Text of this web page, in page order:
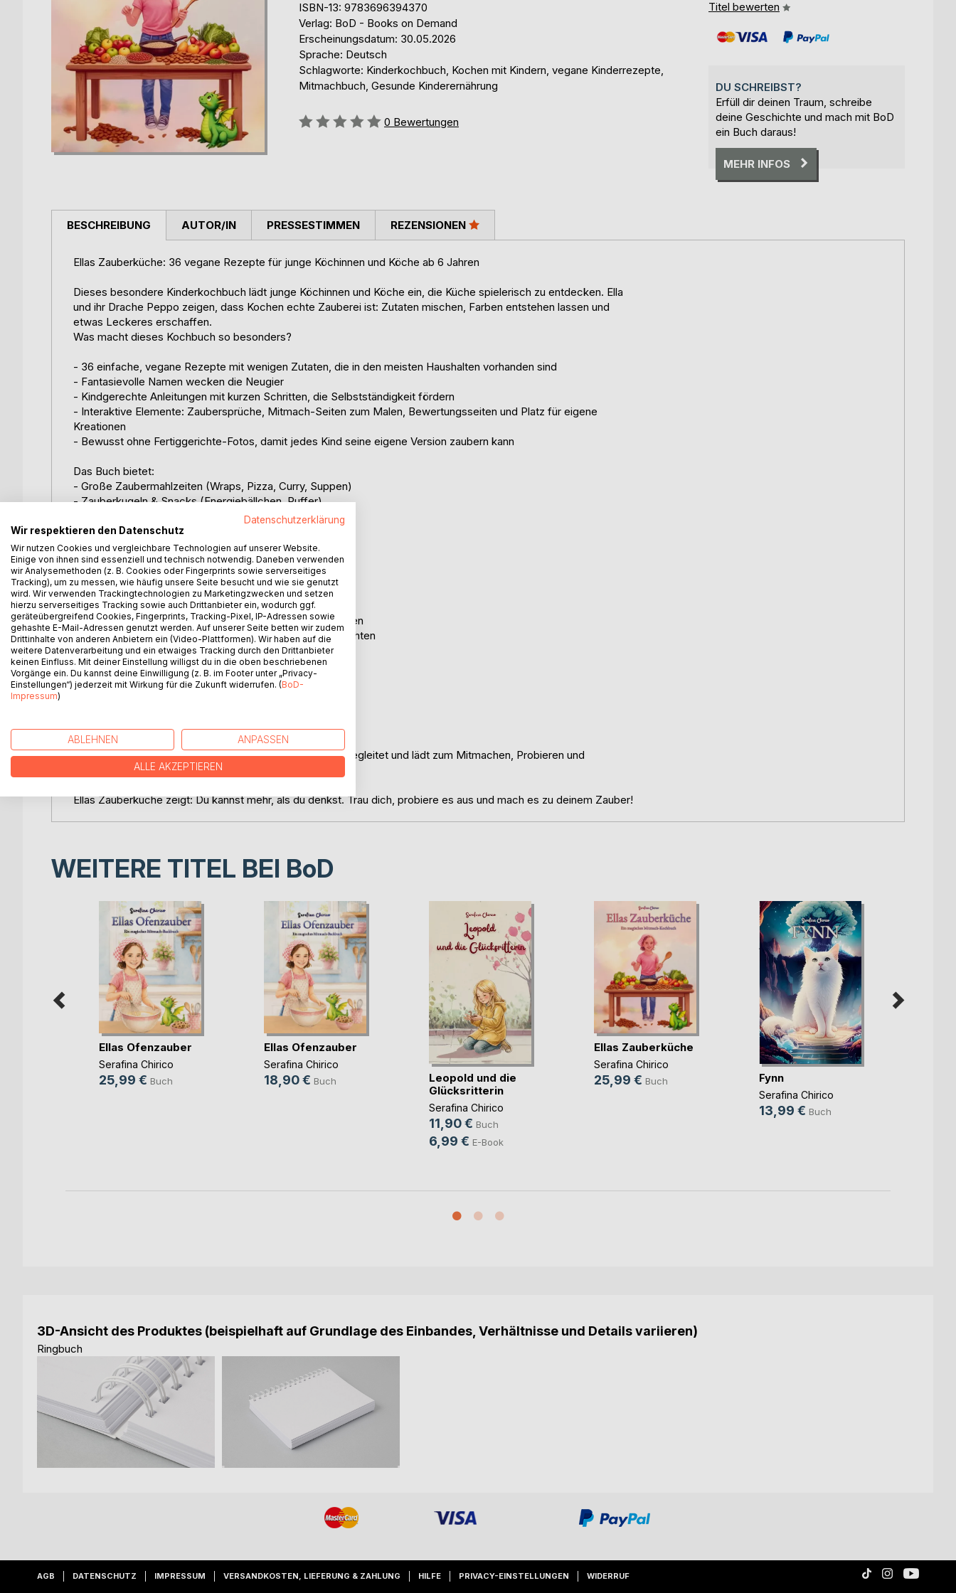
ISBN-13: 9783696394370
Verlag: BoD - Books on Demand
Erscheinungsdatum: 30.05.2026
Sprache: Deutsch
Schlagworte: Kinderkochbuch, Kochen mit Kindern, vegane Kinderrezepte,
Mitmachbuch, Gesunde Kinderernährung
Bewertung::
0 Bewertungen
Titel bewerten
DU SCHREIBST?
Erfüll dir deinen Traum, schreibe
deine Geschichte und mach mit BoD
ein Buch daraus!
MEHR INFOS
BESCHREIBUNG
Ellas Zauberküche: 36 vegane Rezepte für junge Köchinnen und Köche ab 6 Jahren
Dieses besondere Kinderkochbuch lädt junge Köchinnen und Köche ein, die Küche spielerisch zu entdecken. Ella
und ihr Drache Peppo zeigen, dass Kochen echte Zauberei ist: Zutaten mischen, Farben entstehen lassen und
etwas Leckeres erschaffen.
Was macht dieses Kochbuch so besonders?
- 36 einfache, vegane Rezepte mit wenigen Zutaten, die in den meisten Haushalten vorhanden sind
- Fantasievolle Namen wecken die Neugier
- Kindgerechte Anleitungen mit kurzen Schritten, die Selbstständigkeit fördern
- Interaktive Elemente: Zaubersprüche, Mitmach-Seiten zum Malen, Bewertungsseiten und Platz für eigene
Kreationen
- Bewusst ohne Fertiggerichte-Fotos, damit jedes Kind seine eigene Version zaubern kann
Das Buch bietet:
- Große Zaubermahlzeiten (Wraps, Pizza, Curry, Suppen)
- Zauberkugeln & Snacks (Energiebällchen, Puffer)
- Zauberelixiere & Tränke (Smoothies)
- Zauberzutaten-Lexikon
- Platz für eigene Rezepte und Zaubersprüche
Für Kinder, die...
- Spaß am Experimentieren haben
- lernen wollen, selbst zu kochen
- Freude an bunten, gesunden Mahlzeiten entwickeln sollen
- ihre Kreativität selbstständig in der Küche ausleben möchten
Für Eltern, die...
- ihre Kinder zur Selbstständigkeit ermutigen wollen
Jedes Rezept wird mit einem liebevollen Zauberspruch begleitet und lädt zum Mitmachen, Probieren und
Weiterentwickeln ein.
Ellas Zauberküche zeigt: Du kannst mehr, als du denkst. Trau dich, probiere es aus und mach es zu deinem Zauber!
AUTOR/IN PRESSESTIMMEN REZENSIONEN
WEITERE TITEL BEI BoD
Ellas Ofenzauber
Serafina Chirico
25,99 € Buch
Ellas Ofenzauber
Serafina Chirico
18,90 € Buch
Leopold und die
Glücksritterin
Serafina Chirico
11,90 € Buch
6,99 € E-Book
Ellas Zauberküche
Serafina Chirico
25,99 € Buch Fynn
Serafina Chirico
13,99 € Buch
3D-Ansicht des Produktes (beispielhaft auf Grundlage des Einbandes, Verhältnisse und Details variieren)
Ringbuch
AGB DATENSCHUTZ IMPRESSUM VERSANDKOSTEN, LIEFERUNG & ZAHLUNG HILFE PRIVACY-EINSTELLUNGEN WIDERRUF
Datenschutzerklärung
Wir respektieren den Datenschutz
Wir nutzen Cookies und vergleichbare Technologien auf unserer Website.
Einige von ihnen sind essenziell und technisch notwendig. Daneben verwenden
wir Analysemethoden (z. B. Cookies oder Fingerprints sowie serverseitiges
Tracking), um zu messen, wie häufig unsere Seite besucht und wie sie genutzt
wird. Wir verwenden Trackingtechnologien zu Marketingzwecken und setzen
hierzu serverseitiges Tracking sowie auch Drittanbieter ein, wodurch ggf.
geräteübergreifend Cookies, Fingerprints, Tracking-Pixel, IP-Adressen sowie
gehashte E-Mail-Adressen genutzt werden. Auf unserer Seite betten wir zudem
Drittinhalte von anderen Anbietern ein (Video-Plattformen). Wir haben auf die
weitere Datenverarbeitung und ein etwaiges Tracking durch den Drittanbieter
keinen Einfluss. Mit deiner Einstellung willigst du in die oben beschriebenen
Vorgänge ein. Du kannst deine Einwilligung (z. B. im Footer unter „Privacy-
Einstellungen“) jederzeit mit Wirkung für die Zukunft widerrufen. (BoD-
Impressum)
ABLEHNEN ANPASSEN
ALLE AKZEPTIEREN